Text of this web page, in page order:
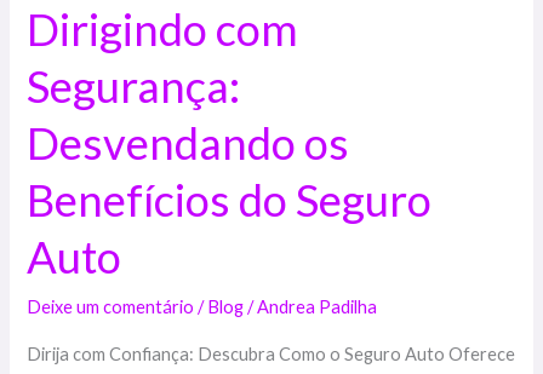
Dirigindo com
Segurança:
Desvendando os
Benefícios do Seguro
Auto
Deixe um comentário /Blog/Andrea Padilha
Dirija com Confiança: Descubra Como o Seguro Auto Oferece
Dirigindo
com
Segurança:
Desvendando
do
Seguro
Auto